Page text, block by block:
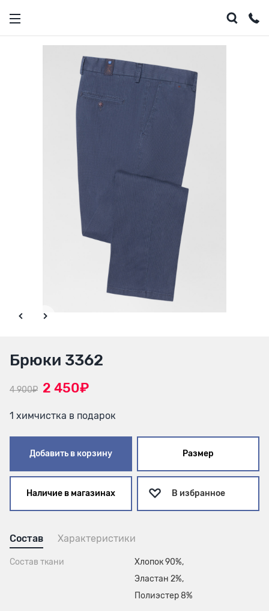
Брюки 3362
4 900₽ 2 450₽
1 химчистка в подарок
Добавить в корзину Размер
Наличие в магазинах В избранное
Состав Характеристики
Состав ткани
Хлопок 90%,
Эластан 2%,
Полиэстер 8%